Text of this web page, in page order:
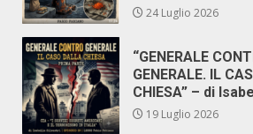
24 Luglio 2026
“GENERALE
GENERALE. IL
CHIESA” – di
19 Luglio 2026